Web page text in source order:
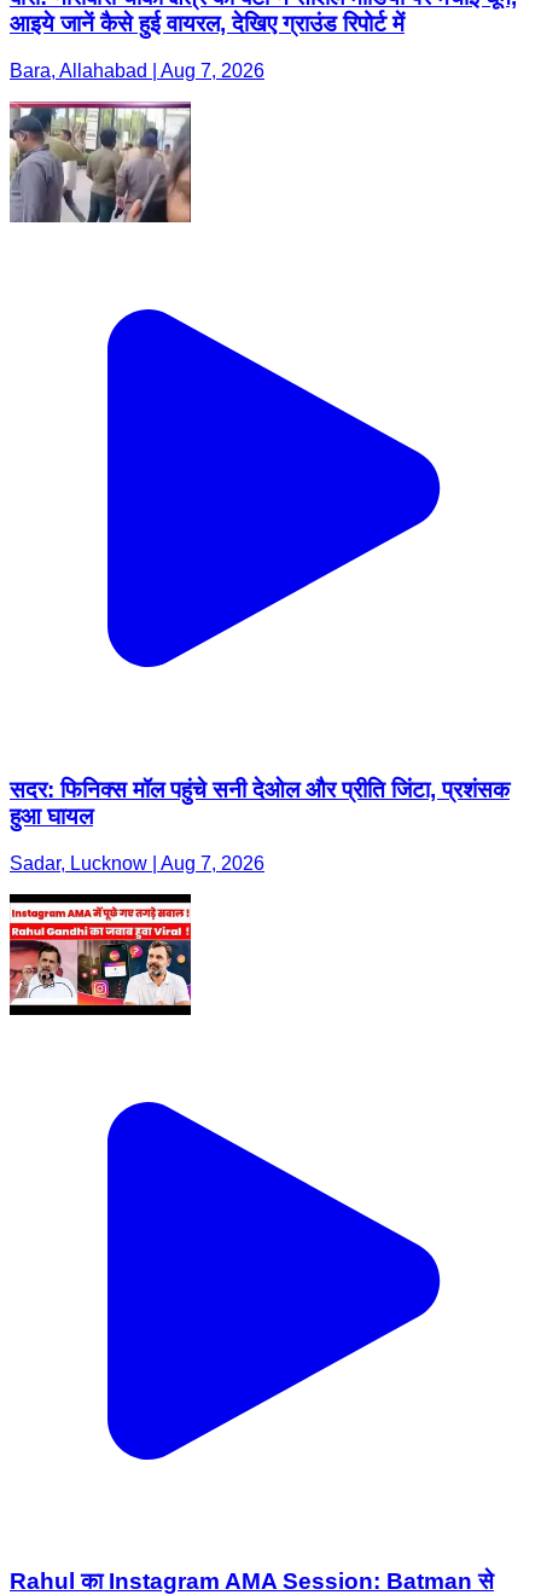
आइये जानें कैसे हुई वायरल, देखिए ग्राउंड रिपोर्ट में
Bara, Allahabad | Aug 7, 2026
सदर: फिनिक्स मॉल पहुंचे सनी देओल और प्रीति जिंटा, प्रशंसक
हुआ घायल
Sadar, Lucknow | Aug 7, 2026
Rahul का Instagram AMA Session: Batman से